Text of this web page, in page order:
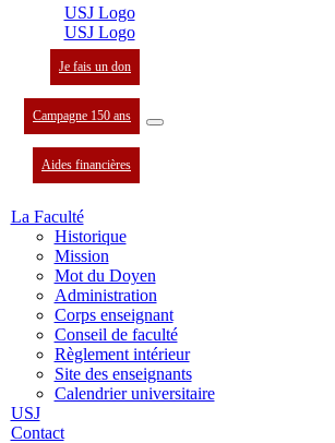
Je fais un don
Campagne 150 ans
Aides financières
La Faculté
Historique
Mission
Mot du Doyen
Administration
Corps enseignant
Conseil de faculté
Règlement intérieur
Site des enseignants
Calendrier universitaire
USJ
Contact